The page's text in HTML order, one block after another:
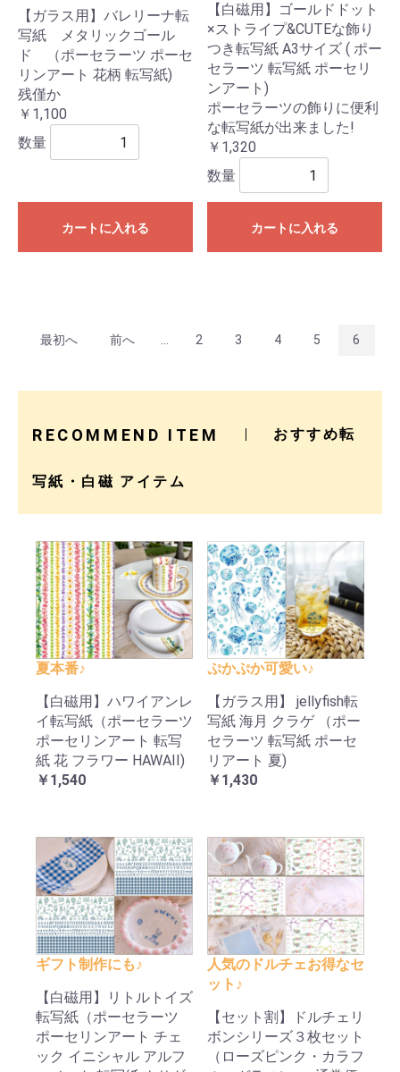
【ガラス用】バレリーナ転
写紙 メタリックゴール
ド （ポーセラーツ ポーセ
リンアート 花柄 転写紙)
残僅か
￥1,100
数量
カートに入れる
【白磁用】ゴールドドット
×ストライプ&CUTEな飾り
つき転写紙 A3サイズ ( ポー
セラーツ 転写紙 ポーセリ
ンアート)
ポーセラーツの飾りに便利
な転写紙が出来ました!
￥1,320
数量
カートに入れる
最初へ 前へ ... 2 3 4 5 6
RECOMMEND ITEM おすすめ転
写紙・白磁 アイテム
夏本番♪
【白磁用】ハワイアンレ
イ転写紙（ポーセラーツ
ポーセリンアート 転写
紙 花 フラワー HAWAII)
￥1,540
ぷかぷか可愛い♪
【ガラス用】 jellyfish転
写紙 海月 クラゲ （ポー
セラーツ 転写紙 ポーセ
リアート 夏)
￥1,430
ギフト制作にも♪
【白磁用】リトルトイズ
転写紙（ポーセラーツ
ポーセリンアート チェ
ック イニシャル アルフ
人気のドルチェお得なセ
ット♪
【セット割】ドルチェリ
ボンシリーズ３枚セット
（ローズピンク・カラフ